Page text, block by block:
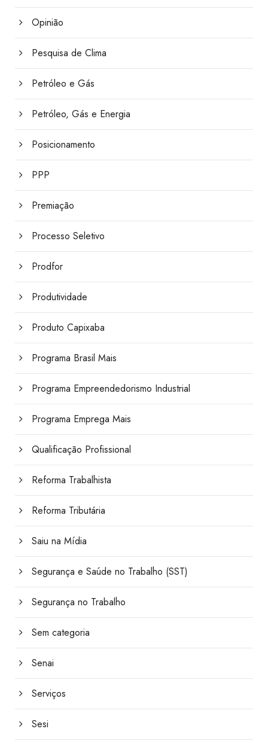
Opinião
Pesquisa de Clima
Petróleo e Gás
Petróleo, Gás e Energia
Posicionamento
PPP
Premiação
Processo Seletivo
Prodfor
Produtividade
Produto Capixaba
Programa Brasil Mais
Programa Empreendedorismo Industrial
Programa Emprega Mais
Qualificação Profissional
Reforma Trabalhista
Reforma Tributária
Saiu na Mídia
Segurança e Saúde no Trabalho (SST)
Segurança no Trabalho
Sem categoria
Senai
Serviços
Sesi